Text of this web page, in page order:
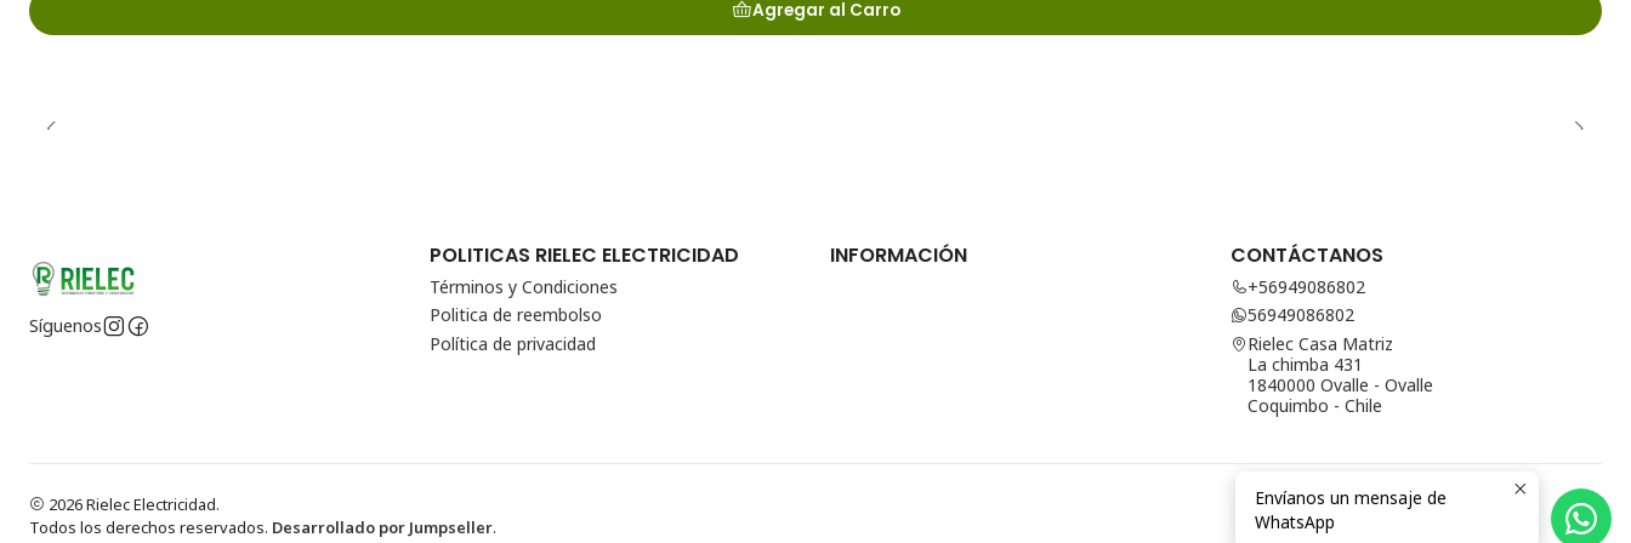
Agregar al Carro
Síguenos
POLITICAS RIELEC ELECTRICIDAD
Términos y Condiciones
Politica de reembolso
Política de privacidad
INFORMACIÓN CONTÁCTANOS
+56949086802
56949086802
Rielec Casa Matriz
La chimba 431
1840000 Ovalle - Ovalle
Coquimbo - Chile
2026 Rielec Electricidad.
Todos los derechos reservados. Desarrollado por Jumpseller.
Envíanos un mensaje de
WhatsApp